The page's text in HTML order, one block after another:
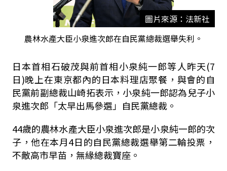
圖片來源：法新社
農林水產大臣小泉進次郎在自民黨總裁選舉失利。
日本首相石破茂與前首相小泉純一郎等人昨天(7
日)晚上在東京都內的日本料理店聚餐，與會的自
民黨前副總裁山崎拓表示，小泉純一郎認為兒子小
泉進次郎「太早出馬參選」自民黨總裁。
44歲的農林水產大臣小泉進次郎是小泉純一郎的次
子，他在本月4日的自民黨總裁選舉第二輪投票，
不敵高市早苗，無緣總裁寶座。